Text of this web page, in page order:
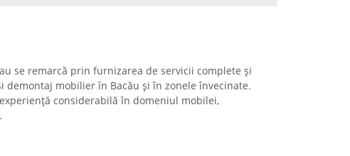
se remarcă prin furnizarea de servicii complete și
demontaj mobilier în Bacău și în zonele învecinate.
considerabilă în domeniul mobilei,